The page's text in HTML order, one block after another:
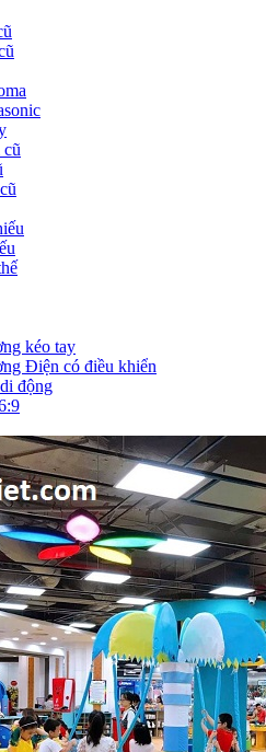
kéo tay
Điện có điều khiển
động